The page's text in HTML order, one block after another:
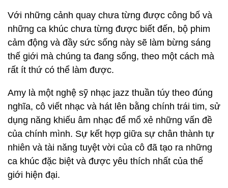
Với những cảnh quay chưa từng được công bố và
những ca khúc chưa từng được biết đến, bộ phim
cảm động và đầy sức sống này sẽ làm bừng sáng
thế giới mà chúng ta đang sống, theo một cách mà
rất ít thứ có thể làm được.
Amy là một nghệ sỹ nhạc jazz thuần túy theo đúng
nghĩa, cô viết nhạc và hát lên bằng chính trái tim, sử
dụng năng khiếu âm nhạc để mổ xẻ những vấn đề
của chính mình. Sự kết hợp giữa sự chân thành tự
nhiên và tài năng tuyệt vời của cô đã tạo ra những
ca khúc đặc biệt và được yêu thích nhất của thế
giới hiện đại.